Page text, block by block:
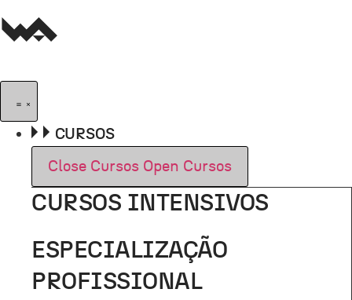
para
conteúdo
CURSOS
Close Cursos Open Cursos
CURSOS INTENSIVOS
ESPECIALIZAÇÃO
PROFISSIONAL